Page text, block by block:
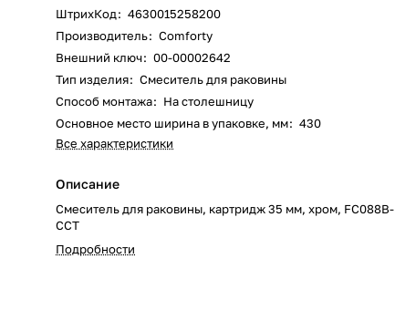
ШтрихКод: 4630015258200
Производитель: Comforty
Внешний ключ: 00-00002642
Тип изделия: Смеситель для раковины
Способ монтажа: На столешницу
Основное место ширина в упаковке, мм: 430
Все характеристики
Описание
Смеситель для раковины, картридж 35 мм, хром, FC088B-
CCT
Подробности